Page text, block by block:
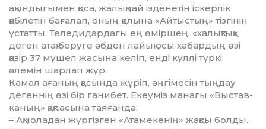
ақындығымен қоса, жалықпай ізденетін іскерлік
қабілетін бағалап, оның қолына «Айтыстың» тізгінін
ұстатты. Теледидардағы ең өміршең, «ха­лық­тық»
деген атақ беруге әбден лайық осы хабардың өзі
қазір 37 мүшел жасына келіп, енді күллі түркі
әлемін шарлап жүр.
Камал ағаның қасында жүріп, әңгімесін тыңдау
дегеннің өзі бір ғанибет. Екеуміз манағы «Выстав­
каның» қақпасына таяғанда:
– Ақмоладан жүргізген «Ата­ме­кенің» жақсы болды.